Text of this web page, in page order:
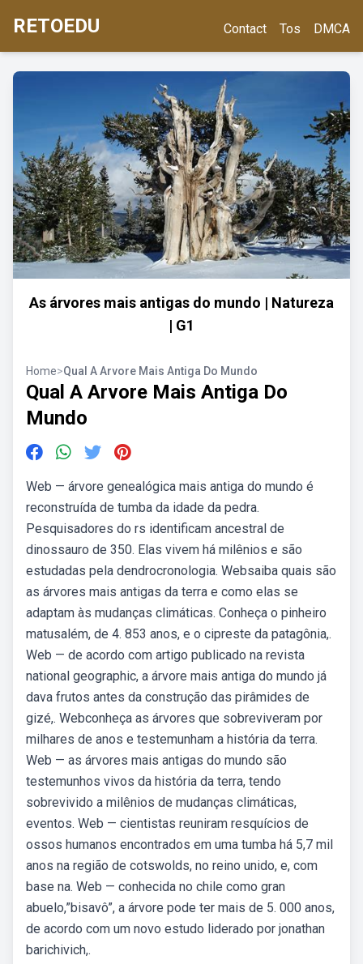
RETOEDU Contact Tos DMCA
As árvores mais antigas do mundo | Natureza
| G1
Home>Qual A Arvore Mais Antiga Do Mundo
Qual A Arvore Mais Antiga Do
Mundo
Web — árvore genealógica mais antiga do mundo é
reconstruída de tumba da idade da pedra.
Pesquisadores do rs identificam ancestral de
dinossauro de 350. Elas vivem há milênios e são
estudadas pela dendrocronologia. Websaiba quais são
as árvores mais antigas da terra e como elas se
adaptam às mudanças climáticas. Conheça o pinheiro
matusalém, de 4. 853 anos, e o cipreste da patagônia,.
Web — de acordo com artigo publicado na revista
national geographic, a árvore mais antiga do mundo já
dava frutos antes da construção das pirâmides de
gizé,. Webconheça as árvores que sobreviveram por
milhares de anos e testemunham a história da terra.
Web — as árvores mais antigas do mundo são
testemunhos vivos da história da terra, tendo
sobrevivido a milênios de mudanças climáticas,
eventos. Web — cientistas reuniram resquícios de
ossos humanos encontrados em uma tumba há 5,7 mil
anos na região de cotswolds, no reino unido, e, com
base na. Web — conhecida no chile como gran
abuelo,”bisavô”, a árvore pode ter mais de 5. 000 anos,
de acordo com um novo estudo liderado por jonathan
barichivich,.